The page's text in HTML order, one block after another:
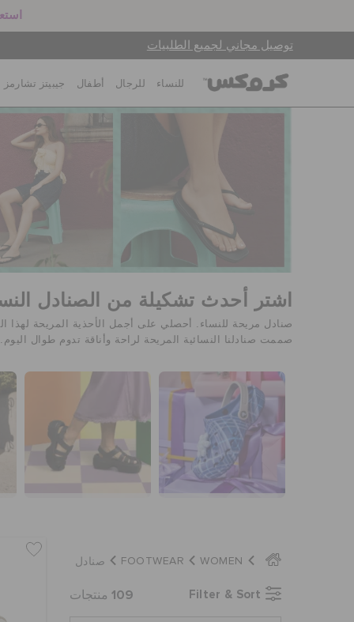
توصيل مجاني لجميع الطلبيات
للنساء للرجال أطفال جيبيتز تشارمز
اشتر أحدث تشكيلة من الصنادل
صنادل مريحة للنساء. أحصلي على أجمل الأحذية المريحة لهذا
صممت صنادلنا النسائية المريحة لراحة وأناقة تدوم طوال اليوم.
WOMEN
FOOTWEAR صنادل
Filter & Sort
109 منتجات